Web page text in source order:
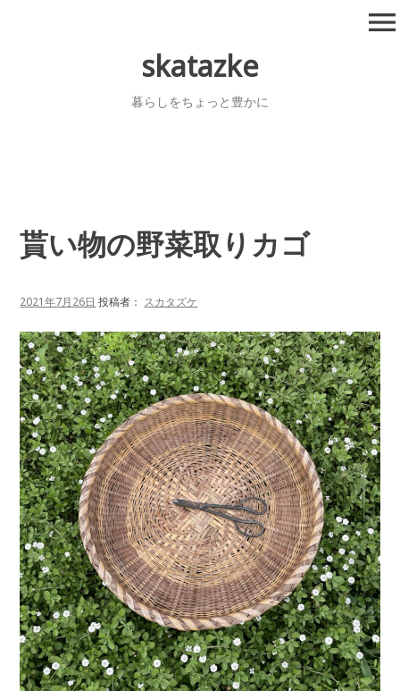
skatazke
暮らしをちょっと豊かに
menu
貰い物の野菜取りカゴ
2021年7月26日 投稿者： スカタズケ